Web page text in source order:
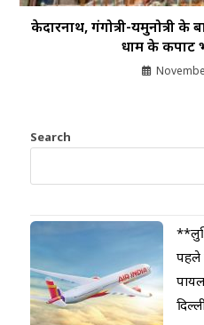
केदारनाथ, गंगोत्री-यमुनोत्री
धाम के कपाट
Search
पहले